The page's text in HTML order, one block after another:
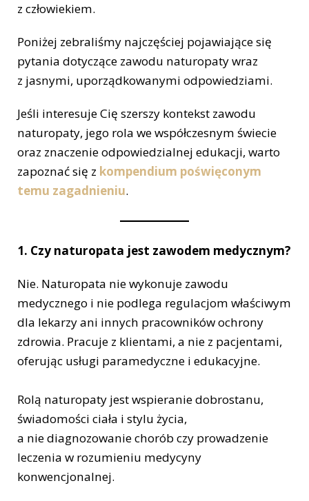
z człowiekiem.
Poniżej zebraliśmy najczęściej pojawiające się
pytania dotyczące zawodu naturopaty wraz
z jasnymi, uporządkowanymi odpowiedziami.
Jeśli interesuje Cię szerszy kontekst zawodu
naturopaty, jego rola we współczesnym świecie
oraz znaczenie odpowiedzialnej edukacji, warto
zapoznać się z kompendium poświęconym
temu zagadnieniu.
1. Czy naturopata jest zawodem medycznym?
Nie. Naturopata nie wykonuje zawodu
medycznego i nie podlega regulacjom właściwym
dla lekarzy ani innych pracowników ochrony
zdrowia. Pracuje z klientami, a nie z pacjentami,
oferując usługi paramedyczne i edukacyjne.
Rolą naturopaty jest wspieranie dobrostanu,
świadomości ciała i stylu życia,
a nie diagnozowanie chorób czy prowadzenie
leczenia w rozumieniu medycyny
konwencjonalnej.